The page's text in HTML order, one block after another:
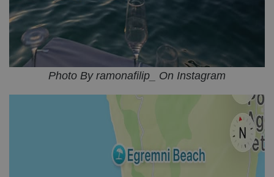
Photo By ramonafilip_ On Instagram